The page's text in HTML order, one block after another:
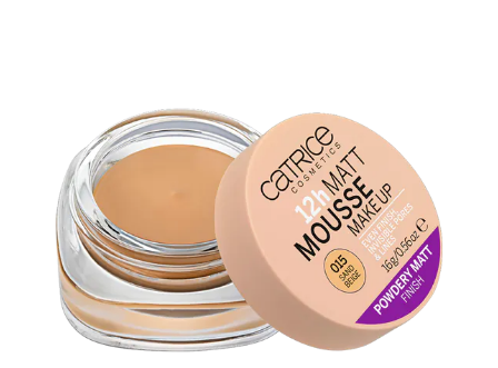
изображенията